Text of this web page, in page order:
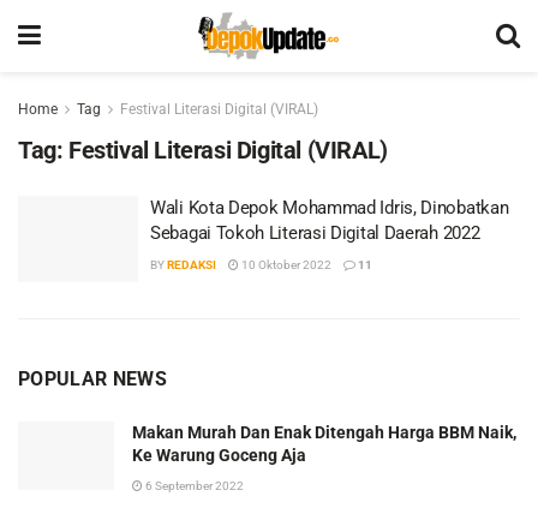
Home Tag Festival Literasi Digital (VIRAL)
Tag: Festival Literasi Digital (VIRAL)
Wali Kota Depok Mohammad Idris, Dinobatkan
Sebagai Tokoh Literasi Digital Daerah 2022
BYREDAKSI 10 Oktober 2022 11
POPULAR NEWS
Makan Murah Dan Enak Ditengah Harga BBM Naik,
Ke Warung Goceng Aja
6 September 2022